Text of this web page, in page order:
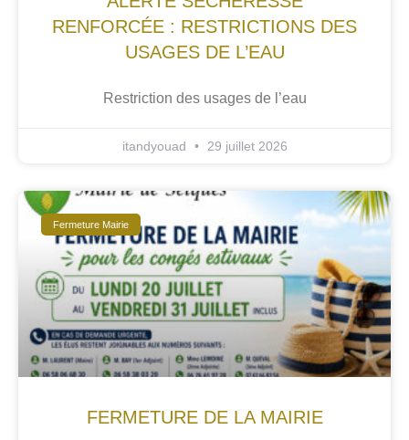
RENFORCÉE : RESTRICTIONS DES
USAGES DE L’EAU
Restriction des usages de l’eau
itandyouad 29 juillet 2026
Fermeture Mairie
FERMETURE DE LA MAIRIE